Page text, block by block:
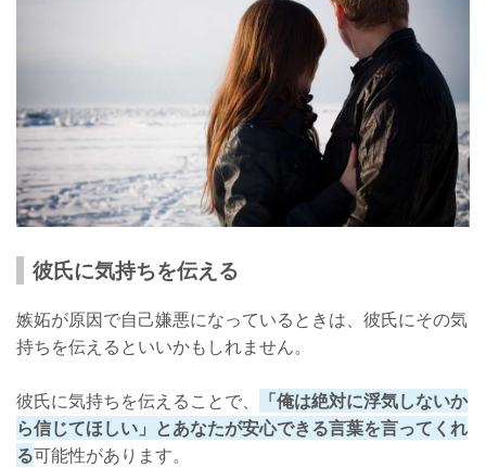
彼氏に気持ちを伝える
嫉妬が原因で自己嫌悪になっているときは、彼氏にその気
持ちを伝えるといいかもしれません。
彼氏に気持ちを伝えることで、
「俺は絶対に浮気しないか
ら信じてほしい」とあなたが安心できる言葉を言ってくれ
る可能性があります。